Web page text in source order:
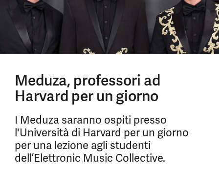
Meduza, professori ad
Harvard per un giorno
I Meduza saranno ospiti presso
l'Università di Harvard per un giorno
per una lezione agli studenti
dell’Elettronic Music Collective.